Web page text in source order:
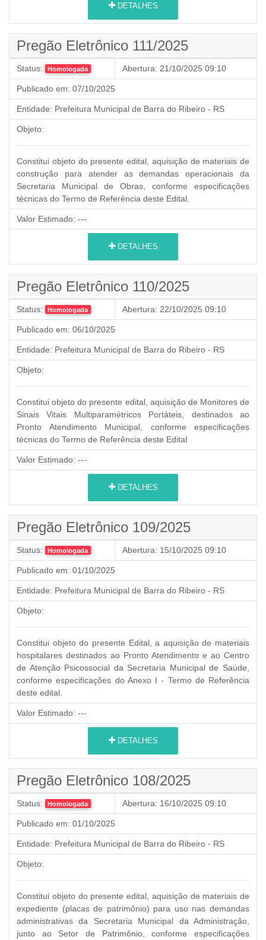
DETALHES
Pregão Eletrônico 111/2025
Status: Homologada Abertura: 21/10/2025 09:10
Publicado em: 07/10/2025
Entidade: Prefeitura Municipal de Barra do Ribeiro - RS
Objeto:
Constitui objeto do presente edital, aquisição de materiais de
construção para atender as demandas operacionais da
Secretaria Municipal de Obras, conforme especificações
técnicas do Termo de Referência deste Edital.
Valor Estimado: ---
DETALHES
Pregão Eletrônico 110/2025
Status: Homologada Abertura: 22/10/2025 09:10
Publicado em: 06/10/2025
Entidade: Prefeitura Municipal de Barra do Ribeiro - RS
Objeto:
Constitui objeto do presente edital, aquisição de Monitores de
Sinais Vitais Multiparamétricos Portáteis, destinados ao
Pronto Atendimento Municipal, conforme especificações
técnicas do Termo de Referência deste Edital
Valor Estimado: ---
DETALHES
Pregão Eletrônico 109/2025
Status: Homologada Abertura: 15/10/2025 09:10
Publicado em: 01/10/2025
Entidade: Prefeitura Municipal de Barra do Ribeiro - RS
Objeto:
Constitui objeto do presente Edital, a aquisição de materiais
hospitalares destinados ao Pronto Atendimento e ao Centro
de Atenção Psicossocial da Secretaria Municipal de Saúde,
conforme especificações do Anexo I - Termo de Referência
deste edital.
Valor Estimado: ---
DETALHES
Pregão Eletrônico 108/2025
Status: Homologada Abertura: 16/10/2025 09:10
Publicado em: 01/10/2025
Entidade: Prefeitura Municipal de Barra do Ribeiro - RS
Objeto:
Constitui objeto do presente edital, aquisição de materiais de
expediente (placas de patrimônio) para uso nas demandas
administrativas da Secretaria Municipal da Administração,
junto ao Setor de Patrimônio, conforme especificações